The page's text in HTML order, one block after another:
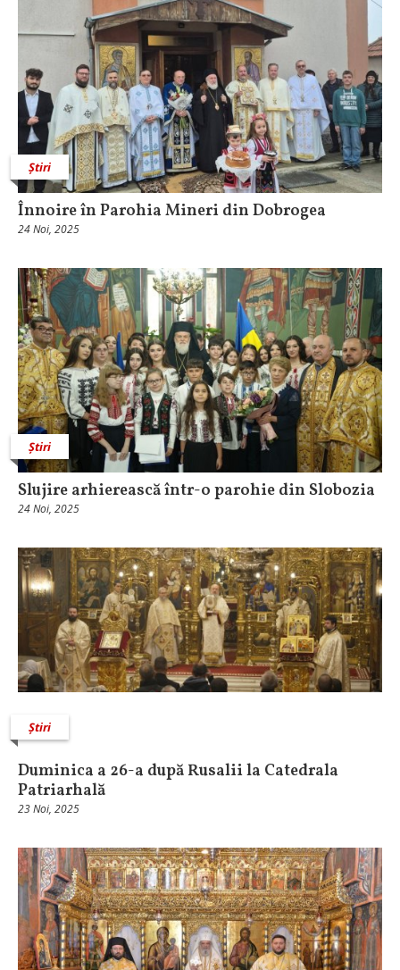
Știri
Înnoire în Parohia Mineri din Dobrogea
24 Noi, 2025
Știri
Slujire arhierească într-o parohie din Slobozia
24 Noi, 2025
Știri
Duminica a 26-a după Rusalii la Catedrala
Patriarhală
23 Noi, 2025